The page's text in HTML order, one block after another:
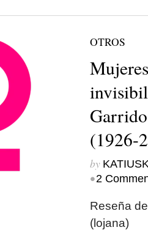
OTROS
(1926-
by
•2
Reseña
(lojana)